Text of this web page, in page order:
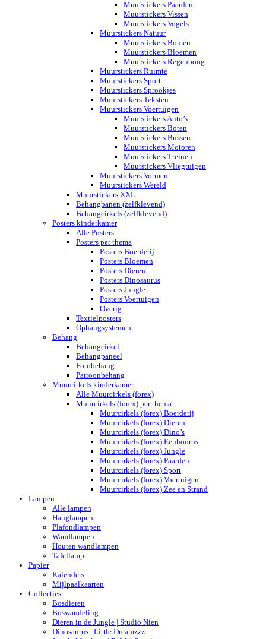
Muurstickers Paarden
Muurstickers Vissen
Muurstickers Vogels
Muurstickers Natuur
Muurstickers Bomen
Muurstickers Bloemen
Muurstickers Regenboog
Muurstickers Ruimte
Muurstickers Sport
Muurstickers Sprookjes
Muurstickers Teksten
Muurstickers Voertuigen
Muurstickers Auto’s
Muurstickers Boten
Muurstickers Bussen
Muurstickers Motoren
Muurstickers Treinen
Muurstickers Vliegtuigen
Muurstickers Vormen
Muurstickers Wereld
Muurstickers XXL
Behangbanen (zelfklevend)
Behangcirkels (zelfklevend)
Posters kinderkamer
Alle Posters
Posters per thema
Posters Boerderij
Posters Bloemen
Posters Dieren
Posters Dinosaurus
Posters Jungle
Posters Voertuigen
Overig
Textielposters
Ophangsystemen
Behang
Behangcirkel
Behangpaneel
Fotobehang
Patroonbehang
Muurcirkels kinderkamer
Alle Muurcirkels (forex)
Muurcirkels (forex) per thema
Muurcirkels (forex) Boerderij
Muurcirkels (forex) Dieren
Muurcirkels (forex) Dino’s
Muurcirkels (forex) Eenhoorns
Muurcirkels (forex) Jungle
Muurcirkels (forex) Paarden
Muurcirkels (forex) Sport
Muurcirkels (forex) Voertuigen
Muurcirkels (forex) Zee en Strand
Lampen
Alle lampen
Hanglampen
Plafondlampen
Wandlampen
Houten wandlampen
Tafellamp
Papier
Kalenders
Mijlpaalkaarten
Collecties
Bosdieren
Boswandeling
Dieren in de Jungle | Studio Nien
Dinosaurus | Little Dreamzzz